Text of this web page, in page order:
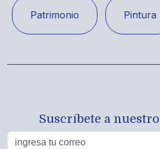
Patrimonio Pintura
Suscríbete a